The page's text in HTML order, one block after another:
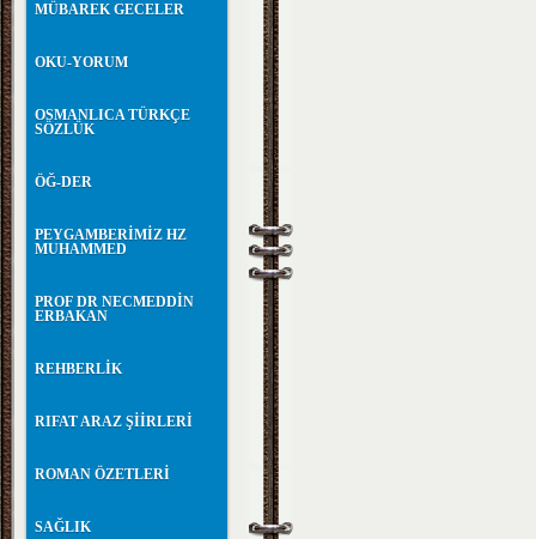
MÜBAREK GECELER
OKU-YORUM
OSMANLICA TÜRKÇE
SÖZLÜK
ÖĞ-DER
PEYGAMBERİMİZ HZ
MUHAMMED
PROF DR NECMEDDİN
ERBAKAN
REHBERLİK
RIFAT ARAZ ŞİİRLERİ
ROMAN ÖZETLERİ
SAĞLIK